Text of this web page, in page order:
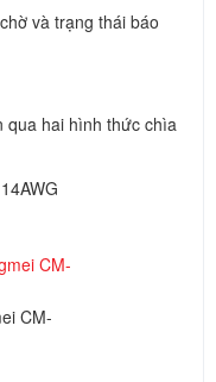
và trạng thái báo
qua hai hình thức chìa
CM-